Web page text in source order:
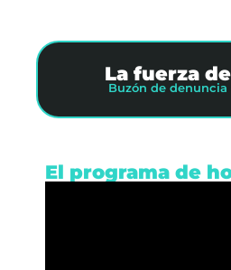
La fuerza
Buzón de denuncia
El programa de